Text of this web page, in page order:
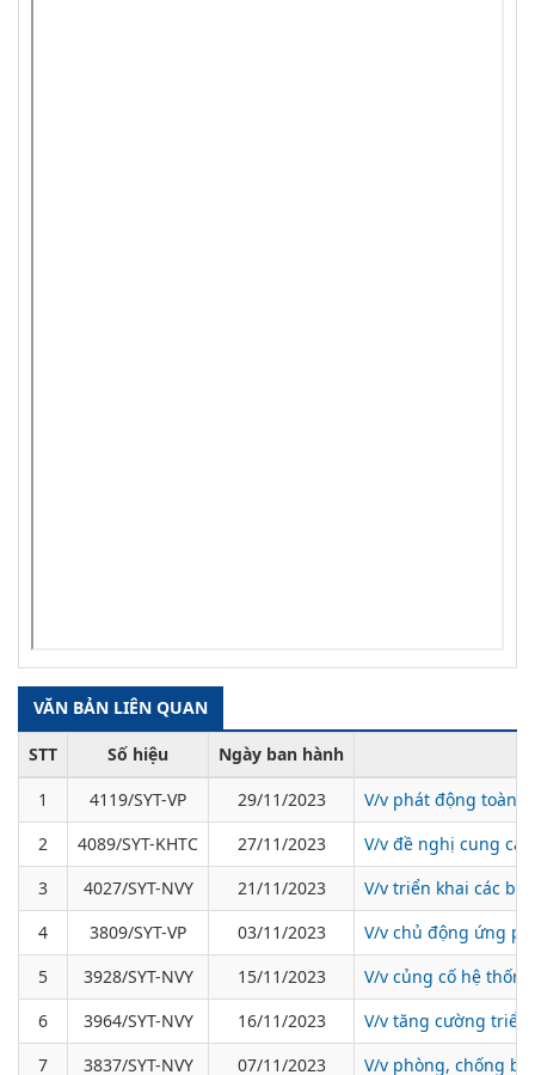
VĂN BẢN LIÊN QUAN
STT Số hiệu
Ngày ban hành
1
4119/SYT-VP 29/11/2023
V/v phát động toàn
2
4089/SYT-KHTC 27/11/2023
V/v đề nghị cung
3
4027/SYT-NVY 21/11/2023
V/v triển khai các
4
3809/SYT-VP 03/11/2023
V/v chủ động ứng
5
3928/SYT-NVY 15/11/2023
V/v củng cố hệ
6
3964/SYT-NVY 16/11/2023
V/v tăng cường
7
3837/SYT-NVY 07/11/2023 V/v phòng, chống